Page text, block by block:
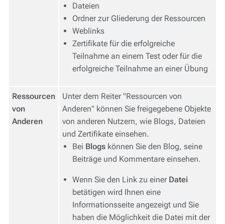
Dateien
Ordner zur Gliederung der Ressourcen
Weblinks
Zertifikate für die erfolgreiche
Teilnahme an einem Test oder für die
erfolgreiche Teilnahme an einer Übung
Ressourcen
von
Anderen
Unter dem Reiter "Ressourcen von
Anderen" können Sie freigegebene Objekte
von anderen Nutzern, wie Blogs, Dateien
und Zertifikate einsehen.
Bei Blogs können Sie den Blog, seine
Beiträge und Kommentare einsehen.
Wenn Sie den Link zu einer Datei
betätigen wird Ihnen eine
Informationsseite angezeigt und Sie
haben die Möglichkeit die Datei mit der